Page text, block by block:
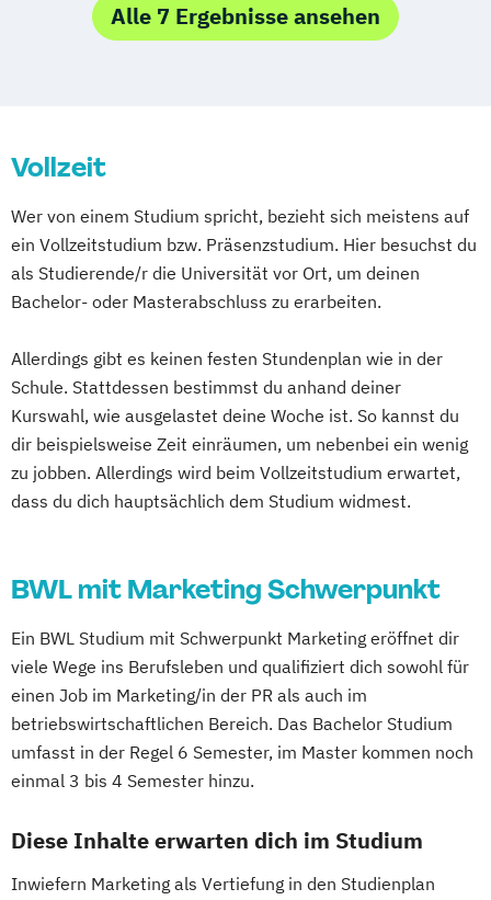
Kommunikationswissenschaft
Alle 7 Ergebnisse ansehen
Vollzeit
Wer von einem Studium spricht, bezieht sich meistens auf
ein Vollzeitstudium bzw. Präsenzstudium. Hier besuchst du
als Studierende/r die Universität vor Ort, um deinen
Bachelor- oder Masterabschluss zu erarbeiten.
Allerdings gibt es keinen festen Stundenplan wie in der
Schule. Stattdessen bestimmst du anhand deiner
Kurswahl, wie ausgelastet deine Woche ist. So kannst du
dir beispielsweise Zeit einräumen, um nebenbei ein wenig
zu jobben. Allerdings wird beim Vollzeitstudium erwartet,
dass du dich hauptsächlich dem Studium widmest.
BWL mit Marketing Schwerpunkt
Ein BWL Studium mit Schwerpunkt Marketing eröffnet dir
viele Wege ins Berufsleben und qualifiziert dich sowohl für
einen Job im Marketing/in der PR als auch im
betriebswirtschaftlichen Bereich. Das Bachelor Studium
umfasst in der Regel 6 Semester, im Master kommen noch
einmal 3 bis 4 Semester hinzu.
Diese Inhalte erwarten dich im Studium
Inwiefern Marketing als Vertiefung in den Studienplan